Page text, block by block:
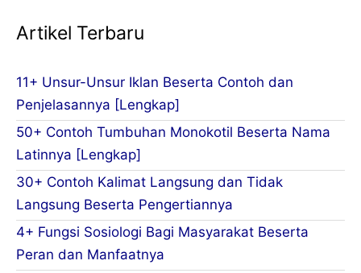
Artikel Terbaru
11+ Unsur-Unsur Iklan Beserta Contoh dan
Penjelasannya [Lengkap]
50+ Contoh Tumbuhan Monokotil Beserta Nama
Latinnya [Lengkap]
30+ Contoh Kalimat Langsung dan Tidak
Langsung Beserta Pengertiannya
4+ Fungsi Sosiologi Bagi Masyarakat Beserta
Peran dan Manfaatnya